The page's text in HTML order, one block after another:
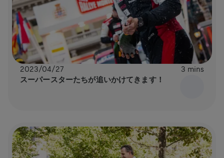
2023/04/27 3 mins
スーパースターたちが追いかけてきます！